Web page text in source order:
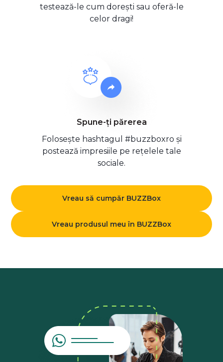
testează-le cum dorești sau oferă-le
celor dragi!
Spune-ți părerea
Folosește hashtagul #buzzboxro și
postează impresiile pe rețelele tale
sociale.
Vreau să cumpăr BUZZBox
Vreau produsul meu în BUZZBox